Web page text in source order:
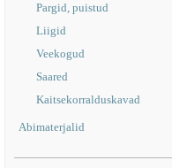
Pargid, puistud
Liigid
Veekogud
Saared
Kaitsekorralduskavad
Abimaterjalid